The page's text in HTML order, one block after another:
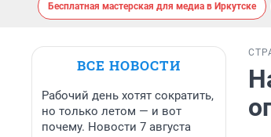
Бесплатная мастерская для медиа в Иркутске
ВСЕ НОВОСТИ
Рабочий день хотят сократить,
но только летом — и вот
почему. Новости 7 августа